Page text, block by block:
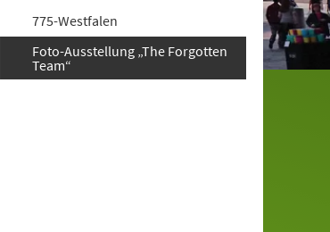
775-Westfalen
Foto-Ausstellung „The Forgotten
Team“